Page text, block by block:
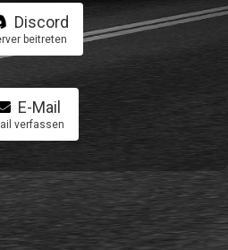
Discord
beitreten
E-Mail
verfassen